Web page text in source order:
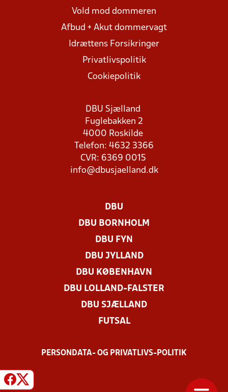
Vold mod dommeren
Afbud + Akut dommervagt
Idrættens Forsikringer
Privatlivspolitik
Cookiepolitik
DBU Sjælland
Fuglebakken 2
4000 Roskilde
Telefon: 4632 3366
CVR: 6369 0015
info@dbusjaelland.dk
DBU
DBU BORNHOLM
DBU FYN
DBU JYLLAND
DBU KØBENHAVN
DBU LOLLAND-FALSTER
DBU SJÆLLAND
FUTSAL
PERSONDATA- OG PRIVATLIVS-POLITIK